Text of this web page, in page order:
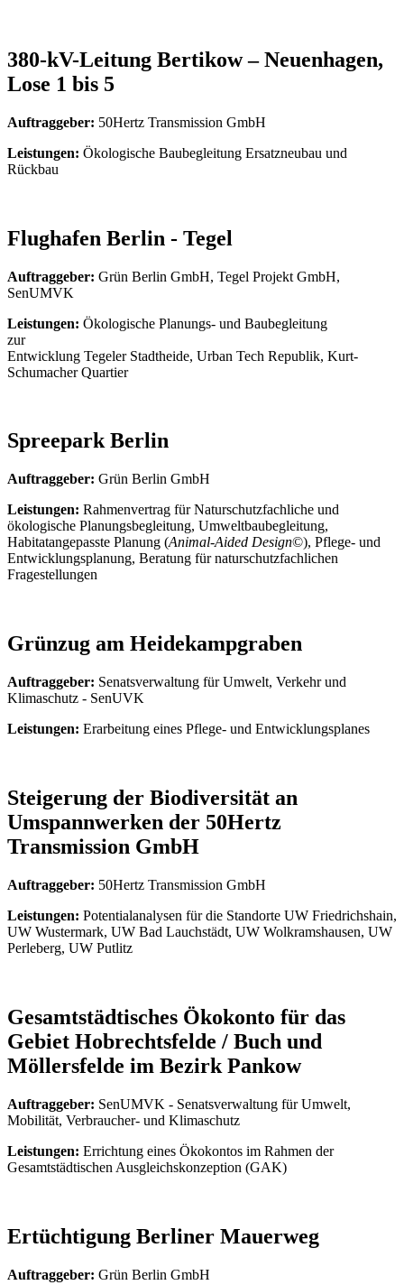
380-kV-Leitung Bertikow – Neuenhagen,
Lose 1 bis 5
Auftraggeber: 50Hertz Transmission GmbH
Leistungen: Ökologische Baubegleitung Ersatzneubau und
Rückbau
Flughafen Berlin - Tegel
Auftraggeber: Grün Berlin GmbH, Tegel Projekt GmbH,
SenUMVK
Leistungen: Ökologische Planungs- und Baubegleitung
zur
Entwicklung Tegeler Stadtheide, Urban Tech Republik, Kurt-
Schumacher Quartier
Spreepark Berlin
Auftraggeber: Grün Berlin GmbH
Leistungen: Rahmenvertrag für Naturschutzfachliche und
ökologische Planungsbegleitung, Umweltbaubegleitung,
Habitatangepasste Planung (Animal-Aided Design©), Pflege- und
Entwicklungsplanung, Beratung für naturschutzfachlichen
Fragestellungen
Grünzug am Heidekampgraben
Auftraggeber: Senatsverwaltung für Umwelt, Verkehr und
Klimaschutz - SenUVK
Leistungen: Erarbeitung eines Pflege- und Entwicklungsplanes
Steigerung der Biodiversität an
Umspannwerken der 50Hertz
Transmission GmbH
Auftraggeber: 50Hertz Transmission GmbH
Leistungen: Potentialanalysen für die Standorte UW Friedrichshain,
UW Wustermark, UW Bad Lauchstädt, UW Wolkramshausen, UW
Perleberg, UW Putlitz
Gesamtstädtisches Ökokonto für das
Gebiet Hobrechtsfelde / Buch und
Möllersfelde im Bezirk Pankow
Auftraggeber: SenUMVK - Senatsverwaltung für Umwelt,
Mobilität, Verbraucher- und Klimaschutz
Leistungen: Errichtung eines Ökokontos im Rahmen der
Gesamtstädtischen Ausgleichskonzeption (GAK)
Ertüchtigung Berliner Mauerweg
Auftraggeber: Grün Berlin GmbH